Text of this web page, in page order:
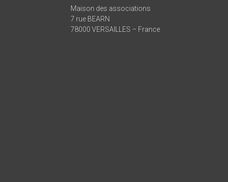
Maison des associations
7 rue BEARN
78000 VERSAILLES – France